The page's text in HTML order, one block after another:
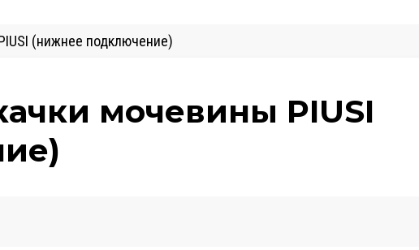
(нижнее подключение)
мочевины PIUSI